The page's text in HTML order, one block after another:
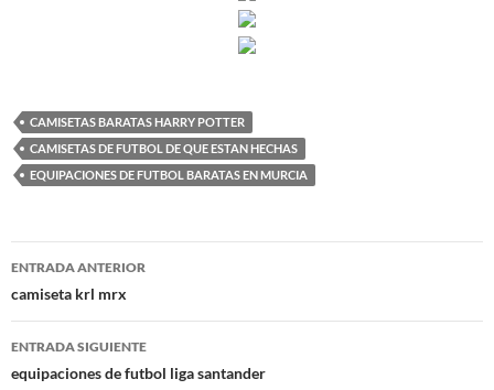
CAMISETAS BARATAS HARRY POTTER
CAMISETAS DE FUTBOL DE QUE ESTAN HECHAS
EQUIPACIONES DE FUTBOL BARATAS EN MURCIA
Navegación
de
entradas
ENTRADA ANTERIOR
camiseta krl mrx
ENTRADA SIGUIENTE
equipaciones de futbol liga santander